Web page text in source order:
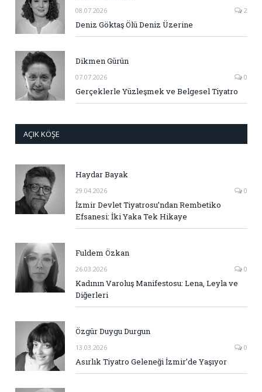
08.07.2026 2
Deniz Göktaş Ölü Deniz Üzerine
Dikmen Gürün
07.07.2026 0
Gerçeklerle Yüzleşmek ve Belgesel Tiyatro
AÇIK KÖŞE
Haydar Bayak
29.04.2026 0
İzmir Devlet Tiyatrosu’ndan Rembetiko
Efsanesi: İki Yaka Tek Hikaye
Fuldem Özkan
26.03.2026 0
Kadının Varoluş Manifestosu: Lena, Leyla ve
Diğerleri
Özgür Duygu Durgun
13.03.2026 0
Asırlık Tiyatro Geleneği İzmir’de Yaşıyor